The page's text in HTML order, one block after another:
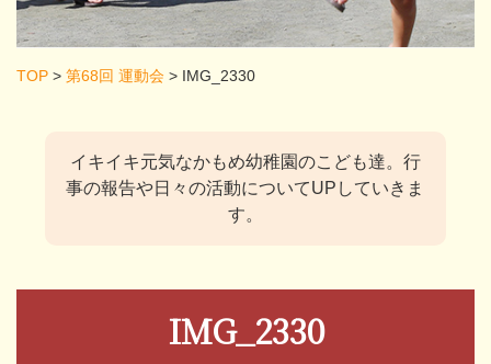
TOP > 第68回 運動会 > IMG_2330
イキイキ元気なかもめ幼稚園のこども達。 行
事の報告や日々の活動についてUPしていきま
す。
IMG_2330